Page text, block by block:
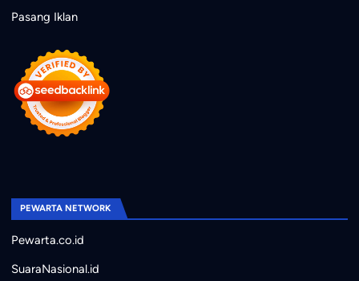
Pasang Iklan
PEWARTA NETWORK
Pewarta.co.id
SuaraNasional.id